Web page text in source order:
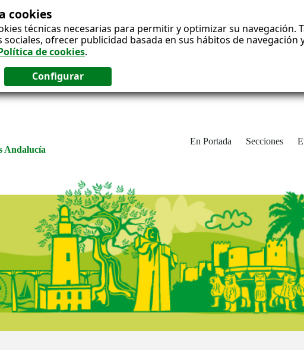
cookies
técnicas necesarias para permitir y optimizar su
ofrecer publicidad basada en sus hábitos de
de cookies.
Andalucía
En Portada Secciones